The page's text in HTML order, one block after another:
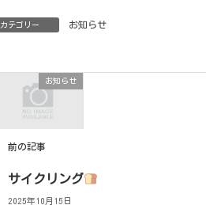
カテゴリー お知らせ
お知らせ
前の記事
サイクリング
2025年10月15日